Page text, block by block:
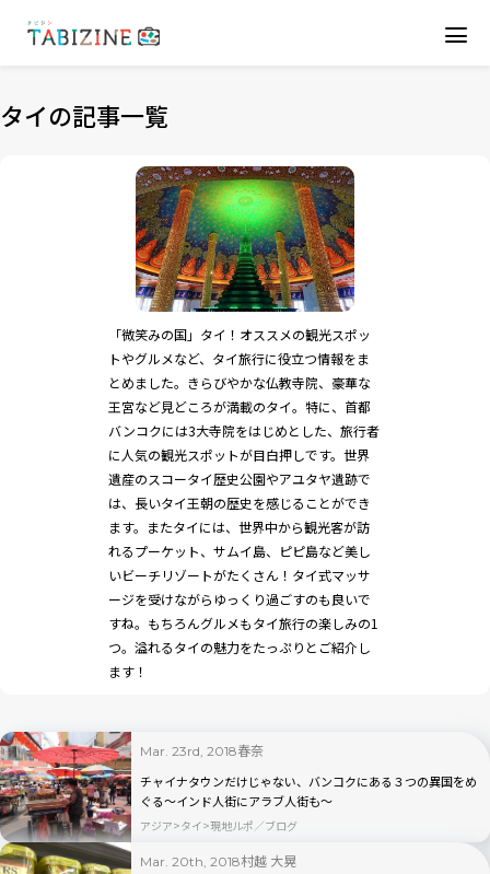
タイの記事一覧
「微笑みの国」タイ！オススメの観光スポッ
トやグルメなど、タイ旅行に役立つ情報をま
とめました。きらびやかな仏教寺院、豪華な
王宮など見どころが満載のタイ。特に、首都
バンコクには3大寺院をはじめとした、旅行者
に人気の観光スポットが目白押しです。世界
遺産のスコータイ歴史公園やアユタヤ遺跡で
は、長いタイ王朝の歴史を感じることができ
ます。またタイには、世界中から観光客が訪
れるプーケット、サムイ島、ピピ島など美し
いビーチリゾートがたくさん！タイ式マッサ
ージを受けながらゆっくり過ごすのも良いで
すね。もちろんグルメもタイ旅行の楽しみの1
つ。溢れるタイの魅力をたっぷりとご紹介し
ます！
Mar. 23rd, 2018春奈
チャイナタウンだけじゃない、バンコクにある３つの異国をめ
ぐる～インド人街にアラブ人街も～
アジア タイ 現地ルポ／ブログ
Mar. 20th, 2018村越 大晃